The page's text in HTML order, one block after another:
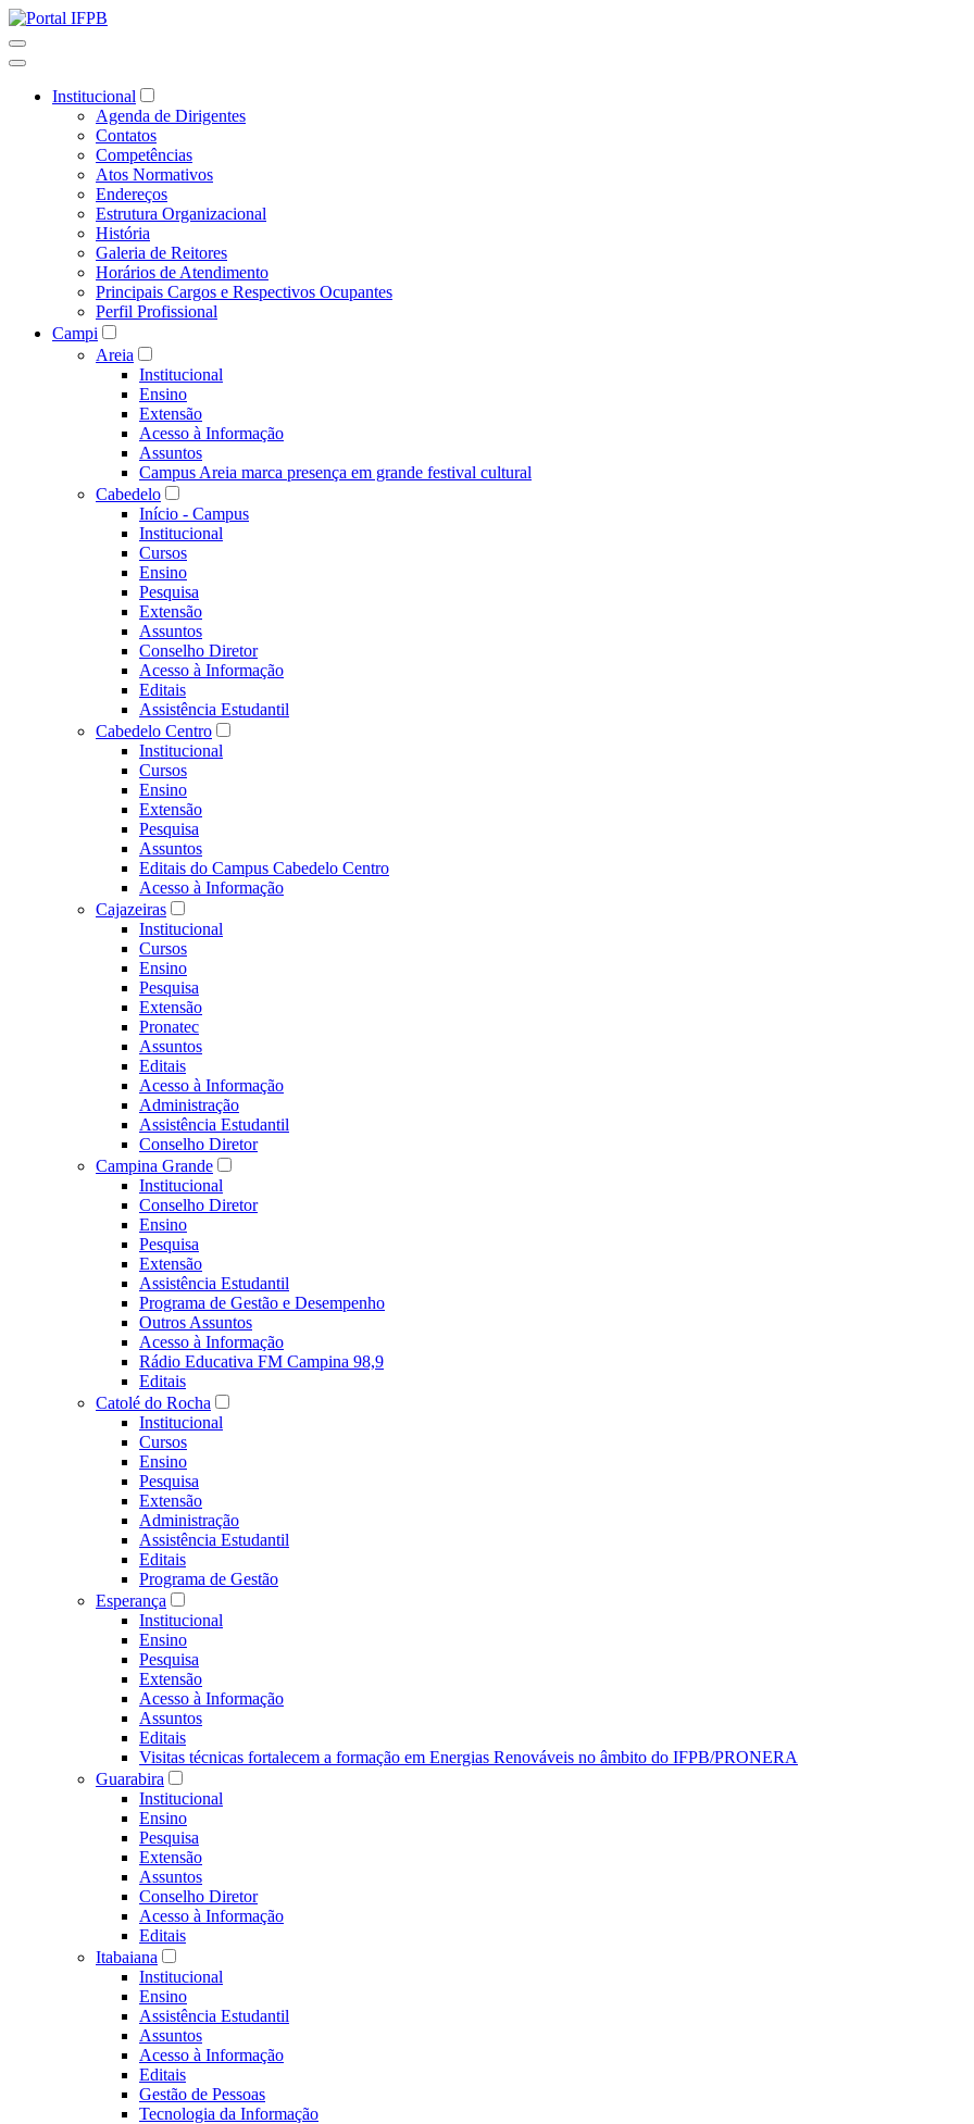
Institucional
Agenda de Dirigentes
Contatos
Competências
Atos Normativos
Endereços
Estrutura Organizacional
História
Galeria de Reitores
Horários de Atendimento
Principais Cargos e Respectivos Ocupantes
Perfil Profissional
Campi
Areia
Institucional
Ensino
Extensão
Acesso à Informação
Assuntos
Campus Areia marca presença em grande festival cultural
Cabedelo
Início - Campus
Institucional
Cursos
Ensino
Pesquisa
Extensão
Assuntos
Conselho Diretor
Acesso à Informação
Editais
Assistência Estudantil
Cabedelo Centro
Institucional
Cursos
Ensino
Extensão
Pesquisa
Assuntos
Editais do Campus Cabedelo Centro
Acesso à Informação
Cajazeiras
Institucional
Cursos
Ensino
Pesquisa
Extensão
Pronatec
Assuntos
Editais
Acesso à Informação
Administração
Assistência Estudantil
Conselho Diretor
Campina Grande
Institucional
Conselho Diretor
Ensino
Pesquisa
Extensão
Assistência Estudantil
Programa de Gestão e Desempenho
Outros Assuntos
Acesso à Informação
Rádio Educativa FM Campina 98,9
Editais
Catolé do Rocha
Institucional
Cursos
Ensino
Pesquisa
Extensão
Administração
Assistência Estudantil
Editais
Programa de Gestão
Esperança
Institucional
Ensino
Pesquisa
Extensão
Acesso à Informação
Assuntos
Editais
Visitas técnicas fortalecem a formação em Energias Renováveis no âmbito do IFPB/PRONERA
Guarabira
Institucional
Ensino
Pesquisa
Extensão
Assuntos
Conselho Diretor
Acesso à Informação
Editais
Itabaiana
Institucional
Ensino
Assistência Estudantil
Assuntos
Acesso à Informação
Editais
Gestão de Pessoas
Tecnologia da Informação